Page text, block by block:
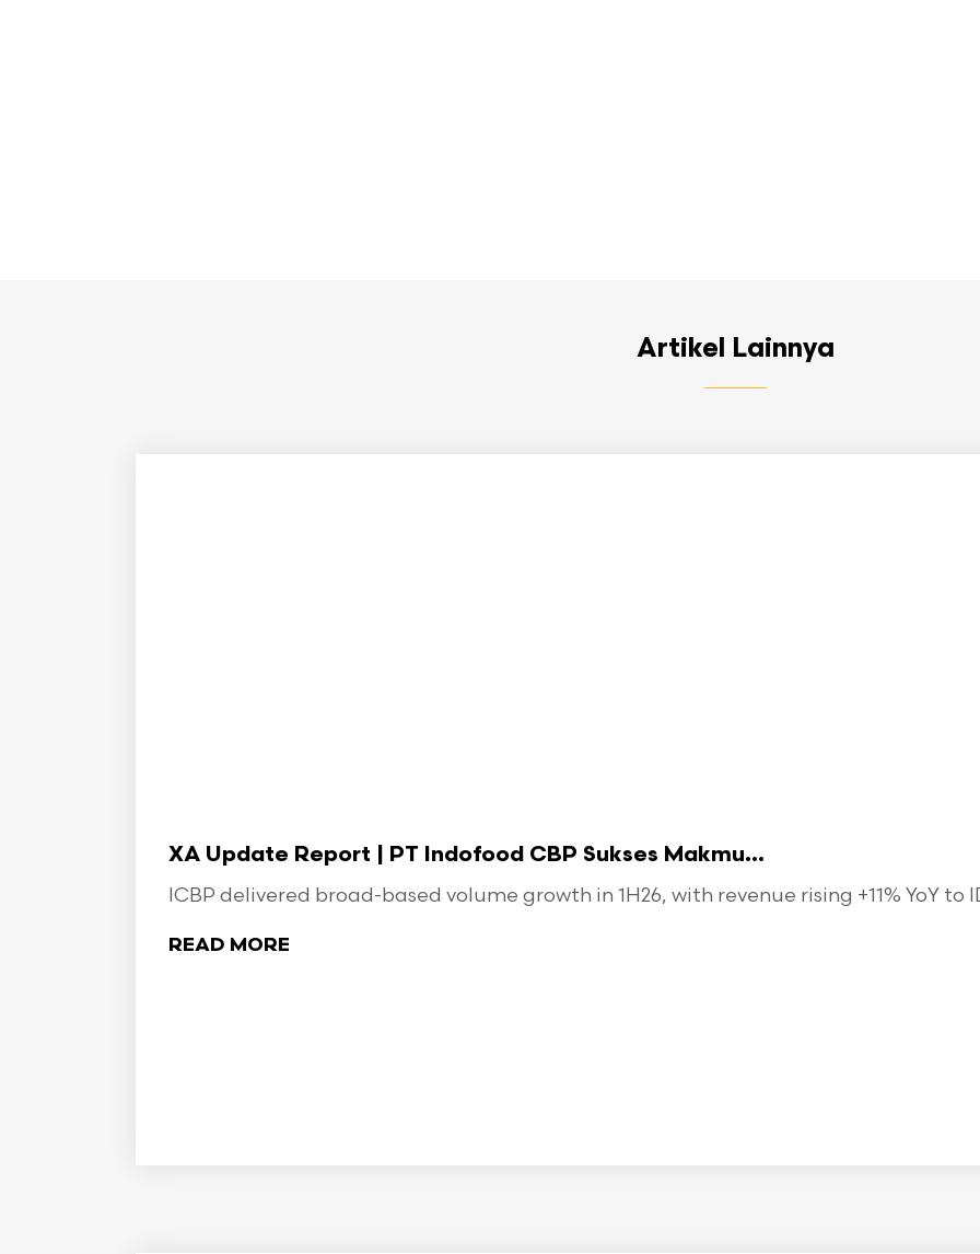
Artikel Lainnya
XA Update Report | PT Indofood CBP Sukses Makmu...
ICBP delivered broad-based volume growth in 1H26, with revenue rising +11% YoY to
READ MORE